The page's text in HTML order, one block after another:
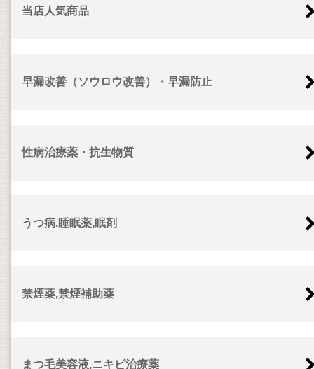
当店人気商品
早漏改善（ソウロウ改善）・早漏防止
性病治療薬・抗生物質
うつ病,睡眠薬,眠剤
禁煙薬,禁煙補助薬
まつ毛美容液,ニキビ治療薬